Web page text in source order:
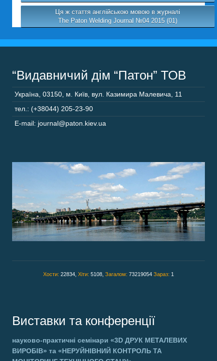
Ця ж стаття англійською мовою в журналі
The Paton Welding Journal №04 2015 (01)
“Видавничий дім “Патон” ТОВ
Україна, 03150, м. Київ, вул. Казимира Малевича, 11
тел.: (+38044) 205-23-90
E-mail: journal@paton.kiev.ua
Хости: 22834, Хіти: 5108, Загалом: 73219054 Зараз: 1
Виставки та конференції
науково-практичні семінари «3D ДРУК МЕТАЛЕВИХ
ВИРОБІВ» та «НЕРУЙНІВНИЙ КОНТРОЛЬ ТА